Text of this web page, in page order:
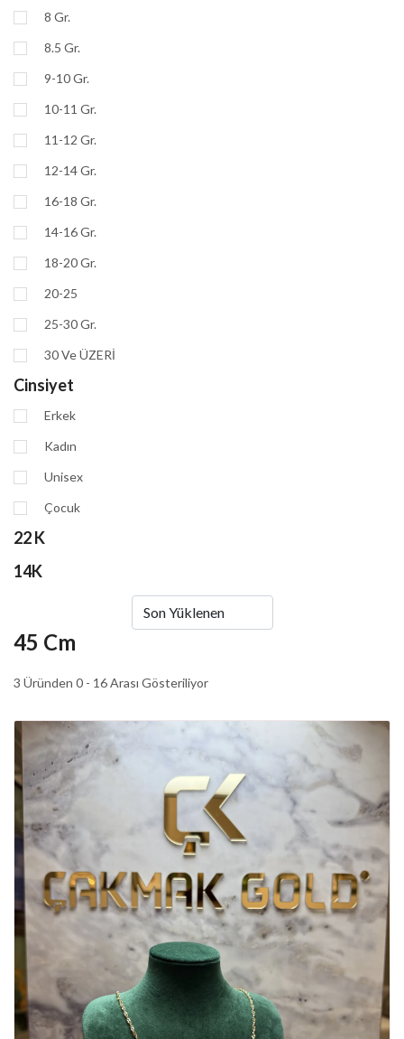
8 Gr.
8.5 Gr.
9-10 Gr.
10-11 Gr.
11-12 Gr.
12-14 Gr.
16-18 Gr.
14-16 Gr.
18-20 Gr.
20-25
25-30 Gr.
30 Ve ÜZERİ
Cinsiyet
Erkek
Kadın
Unisex
Çocuk
22 K
14K
45 Cm
3 Üründen 0 - 16 Arası Gösteriliyor